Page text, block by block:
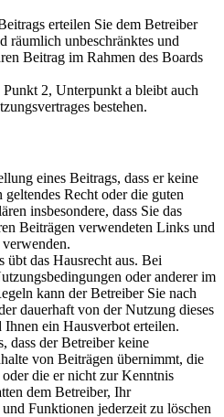
erteilen Sie dem Betreiber
räumlich unbeschränktes und
Beitrag im Rahmen des Boards
2, Unterpunkt a bleibt auch
bestehen.
eines Beitrags, dass er keine
Recht oder die guten
insbesondere, dass Sie das
Beiträgen verwendeten Links und
übt das Hausrecht aus. Bei
oder anderer im
kann der Betreiber Sie nach
dauerhaft von der Nutzung dieses
Ihnen ein Hausverbot erteilen.
dass der Betreiber keine
von Beiträgen übernimmt, die
die er nicht zur Kenntnis
dem Betreiber, Ihr
Funktionen jederzeit zu löschen